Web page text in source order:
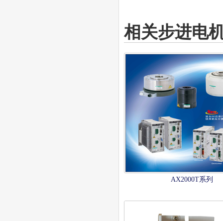
相关步进电
AX2000T系列